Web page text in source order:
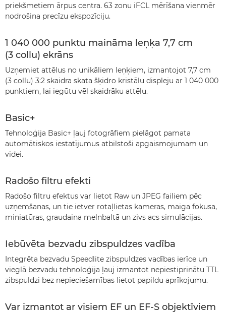
priekšmetiem ārpus centra. 63 zonu iFCL mērīšana vienmēr
nodrošina precīzu ekspozīciju.
1 040 000 punktu maināma leņķa 7,7 cm
(3 collu) ekrāns
Uzņemiet attēlus no unikāliem leņķiem, izmantojot 7,7 cm
(3 collu) 3:2 skaidra skata šķidro kristālu displeju ar 1 040 000
punktiem, lai iegūtu vēl skaidrāku attēlu.
Basic+
Tehnoloģija Basic+ ļauj fotogrāfiem pielāgot pamata
automātiskos iestatījumus atbilstoši apgaismojumam un
videi.
Radošo filtru efekti
Radošo filtru efektus var lietot Raw un JPEG failiem pēc
uzņemšanas, un tie ietver rotaļlietas kameras, maiga fokusa,
miniatūras, graudaina melnbaltā un zivs acs simulācijas.
Iebūvēta bezvadu zibspuldzes vadība
Integrēta bezvadu Speedlite zibspuldzes vadības ierīce un
vieglā bezvadu tehnoloģija ļauj izmantot nepiestiprinātu TTL
zibspuldzi bez nepieciešamības lietot papildu aprīkojumu.
Var izmantot ar visiem EF un EF-S objektīviem